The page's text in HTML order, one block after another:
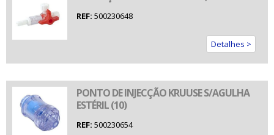
REF: 500230648
Detalhes >
PONTO DE INJECÇÃO KRUUSE S/AGULHA
ESTÉRIL (10)
REF: 500230654